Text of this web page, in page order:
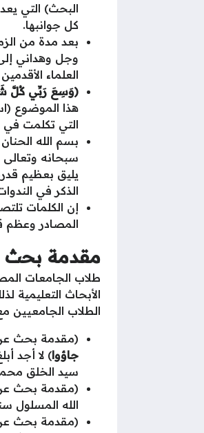
البحث) التي
كل جوانبها.
بعد مدة من
وجل وهداني
العلماء
(وَسِعَ رَبِّي كُلَّ
هذا الموضوع
التي تكلمت في
بسم الله
سبحانه
يليق بعظيم
الذكر في
إن الكلمات
المصادر وعظم
مقدمة بحث
طلاب الجامعات
الأبحاث
الطلاب
(مقدمة بحث
جاؤوا) لا أجد
سيد الخلق
(مقدمة بحث عن
الله المسلول
(مقدمة بحث عن